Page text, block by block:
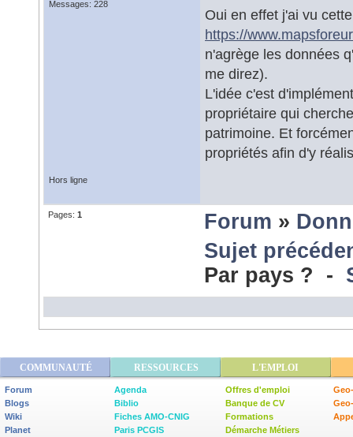
Messages: 228
Oui en effet j'ai vu
https://
n'agrège les données
me direz).
L'idée c'est
propriétaire qui
patrimoine. Et
propriétés afin d'y
Hors ligne
Pages: 1 Forum »
Sujet
Par pays ? -
COMMUNAUTÉ RESSOURCES L'EMPLOI
Forum
Blogs
Wiki
Planet
Agenda
Biblio
Fiches AMO-CNIG
Paris PCGIS
Offres d'emploi
Banque de CV
Formations
Démarche Métiers